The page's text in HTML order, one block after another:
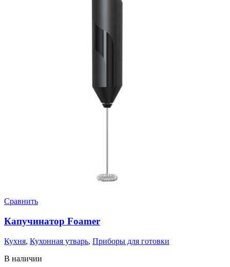
Сравнить
Капучинатор Foamer
Кухня, Кухонная утварь, Приборы для готовки
В наличии